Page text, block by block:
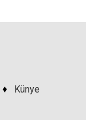
♦ Künye